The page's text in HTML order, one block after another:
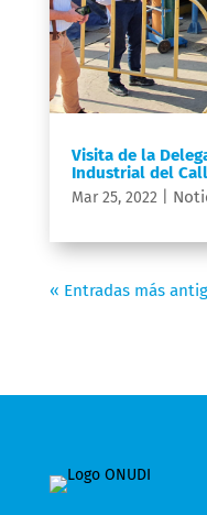
Visita de la
Industrial del
Mar 25, 2022
« Entradas más